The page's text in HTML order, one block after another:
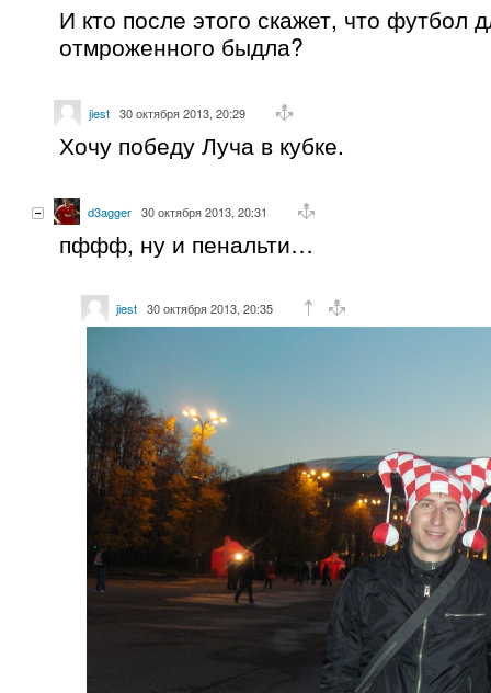
И кто после этого скажет, что футбол
отмроженного быдла?
jiest 30 октября 2013, 20:29
Хочу победу Луча в кубке.
d3agger 30 октября 2013, 20:31
пффф, ну и пенальти…
jiest 30 октября 2013, 20:35